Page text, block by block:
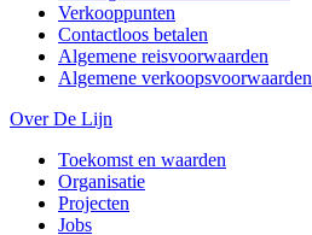
Verkooppunten
Contactloos betalen
Algemene reisvoorwaarden
Algemene verkoopsvoorwaarden
Over De Lijn
Toekomst en waarden
Organisatie
Projecten
Jobs